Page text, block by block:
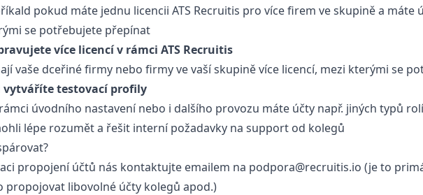
pokud máte jednu licencii ATS Recruitis pro více firem ve skupině a máte
se potřebujete přepínat
více licencí v rámci ATS Recruitis
vaše dceřiné firmy nebo firmy ve vaší skupině více licencí, mezi kterými se
vytváříte testovací profily
úvodního nastavení nebo i dalšího provozu máte účty např. jiných typů
lépe rozumět a řešit interní požadavky na support od kolegů
propojení účtů nás kontaktujte emailem na podpora@recruitis.io (je to
propojovat libovolné účty kolegů apod.)